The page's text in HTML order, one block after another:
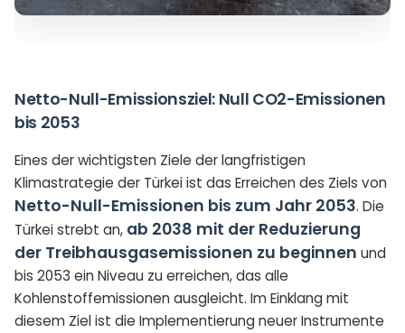
Netto-Null-Emissionsziel: Null CO2-Emissionen
bis 2053
Eines der wichtigsten Ziele der langfristigen
Klimastrategie der Türkei ist das Erreichen des Ziels von
Netto-Null-Emissionen bis zum Jahr 2053. Die
Türkei strebt an, ab 2038 mit der Reduzierung
der Treibhausgasemissionen zu beginnen und
bis 2053 ein Niveau zu erreichen, das alle
Kohlenstoffemissionen ausgleicht. Im Einklang mit
diesem Ziel ist die Implementierung neuer Instrumente